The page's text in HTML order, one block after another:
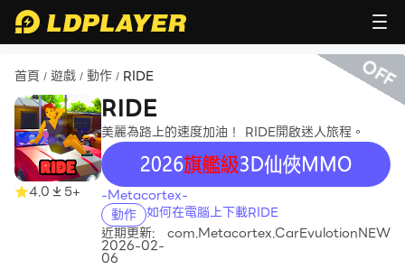
首頁 / 遊戲 / 動作 / RIDE
4.0 5+
RIDE
美麗為路上的速度加油！ RIDE開啟迷人旅程。
recommend
-Metacortex-
動作 如何在電腦上下載RIDE
近期更新:
2026-02-
06
com.Metacortex.CarEvulotionNEW
OFF